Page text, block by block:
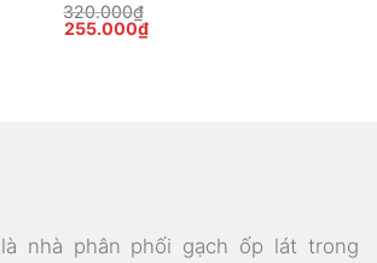
320.000₫
Giá
255.000₫Giá
hiện
là nhà phân phối gạch ốp lát trong